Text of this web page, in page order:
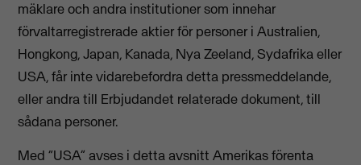
mäklare och andra institutioner som innehar
förvaltarregistrerade aktier för personer i Australien,
Hongkong, Japan, Kanada, Nya Zeeland, Sydafrika eller
USA, får inte vidarebefordra detta pressmeddelande,
eller andra till Erbjudandet relaterade dokument, till
sådana personer.
Med “USA” avses i detta avsnitt Amerikas förenta